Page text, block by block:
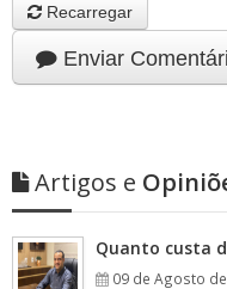
Recarregar
Enviar
Artigos e
Quanto custa
09 de Agosto